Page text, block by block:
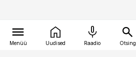
Menüü Uudised Raadio Otsing